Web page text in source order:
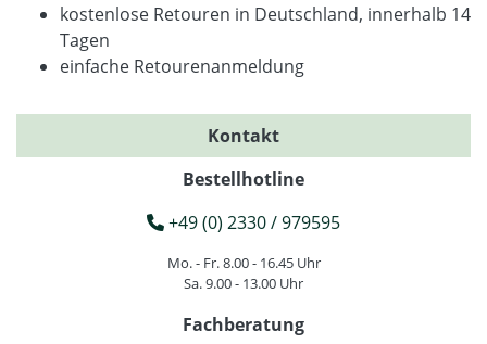
kostenlose Retouren in Deutschland, innerhalb 14
Tagen
einfache Retourenanmeldung
Kontakt
Bestellhotline
+49 (0) 2330 / 979595
Mo. - Fr. 8.00 - 16.45 Uhr
Sa. 9.00 - 13.00 Uhr
Fachberatung